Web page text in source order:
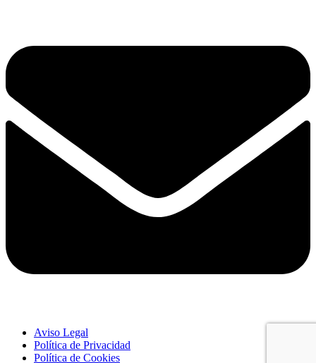
Aviso Legal
Política de Privacidad
Política de Cookies